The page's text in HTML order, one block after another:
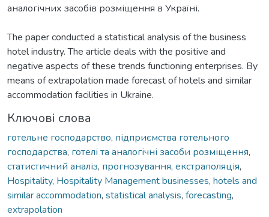
The paper conducted a statistical analysis of the business
hotel industry. The article deals with the positive and
negative aspects of these trends functioning enterprises. By
means of extrapolation made forecast of hotels and similar
accommodation facilities in Ukraine.
Ключові слова
готельне господарство, підприємства готельного
господарства, готелі та аналогічні засоби розміщення,
статистичний аналіз, прогнозування, екстраполяція,
Hospitality, Hospitality Management businesses, hotels and
similar accommodation, statistical analysis, forecasting,
extrapolation